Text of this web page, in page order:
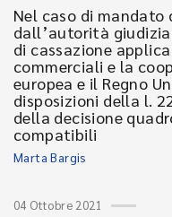
Nel caso di mandato
dall’autorità
di cassazione
commerciali e la
europea e il Regno
disposizioni della l.
della decisione
compatibili
Marta Bargis
04 Ottobre 2021